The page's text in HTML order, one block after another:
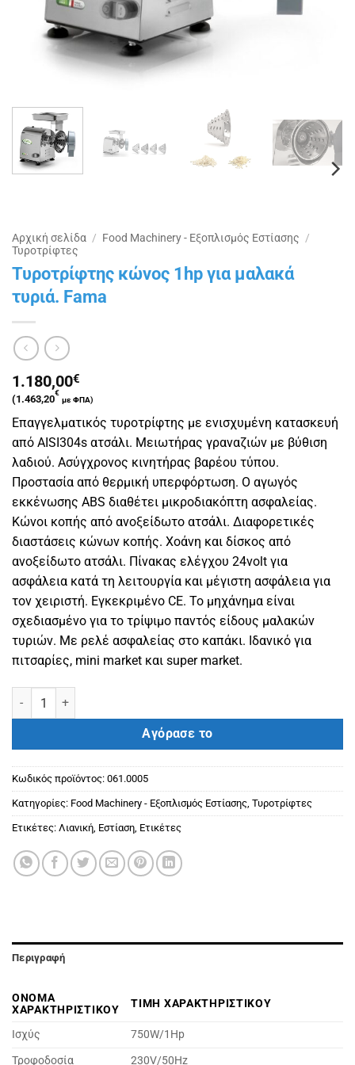
Αρχική σελίδα / Food Machinery - Εξοπλισμός Εστίασης /
Τυροτρίφτες
Τυροτρίφτης κώνος 1hp για μαλακά
τυριά. Fama
1.180,00€
(1.463,20
€
με ΦΠΑ)
Επαγγελματικός τυροτρίφτης με ενισχυμένη κατασκευή
από AISI304s ατσάλι. Μειωτήρας γραναζιών με βύθιση
λαδιού. Ασύγχρονος κινητήρας βαρέου τύπου.
Προστασία από θερμική υπερφόρτωση. Ο αγωγός
εκκένωσης ABS διαθέτει μικροδιακόπτη ασφαλείας.
Κώνοι κοπής από ανοξείδωτο ατσάλι. Διαφορετικές
διαστάσεις κώνων κοπής. Χοάνη και δίσκος από
ανοξείδωτο ατσάλι. Πίνακας ελέγχου 24volt για
ασφάλεια κατά τη λειτουργία και μέγιστη ασφάλεια για
τον χειριστή. Εγκεκριμένο CE. Το μηχάνημα είναι
σχεδιασμένο για το τρίψιμο παντός είδους μαλακών
τυριών. Με ρελέ ασφαλείας στο καπάκι. Ιδανικό για
πιτσαρίες, mini market και super market.
Τυροτρίφτης κώνος 1hp για μαλακά τυριά. Fama ποσότητα
Αγόρασε το
Κωδικός προϊόντος: 061.0005
Κατηγορίες: Food Machinery - Εξοπλισμός Εστίασης, Τυροτρίφτες
Ετικέτες: Λιανική, Εστίαση, Ετικέτες
Περιγραφή
ΟΝΟΜΑ
ΧΑΡΑΚΤΗΡΙΣΤΙΚΟΥ
ΤΙΜΗ ΧΑΡΑΚΤΗΡΙΣΤΙΚΟΥ
Ισχύς
750W/1Hp
Τροφοδοσία
230V/50Hz